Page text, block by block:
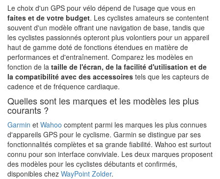
Le choix d'un GPS pour vélo dépend de l'usage que vous en
faites et de votre budget. Les cyclistes amateurs se contentent
souvent d'un modèle offrant une navigation de base, tandis que
les cyclistes passionnés opteront plus volontiers pour un appareil
haut de gamme doté de fonctions étendues en matière de
performances et d'entraînement. Comparez les modèles en
fonction de la taille de l'écran, de la facilité d'utilisation et de
la compatibilité avec des accessoires tels que les capteurs de
cadence et de fréquence cardiaque.
Quelles sont les marques et les modèles les plus
courants ?
Garmin et Wahoo comptent parmi les marques les plus connues
d'appareils GPS pour le cyclisme. Garmin se distingue par ses
fonctionnalités complètes et sa grande fiabilité. Wahoo est surtout
connu pour son interface conviviale. Les deux marques proposent
des modèles pour les cyclistes débutants et confirmés,
disponibles chez WayPoint Zolder.